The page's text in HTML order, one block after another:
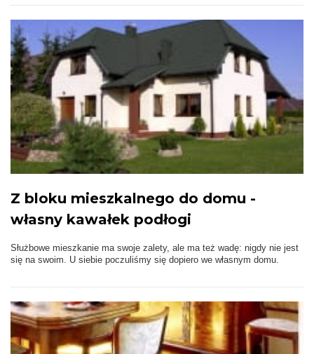
Z bloku mieszkalnego do domu -
własny kawałek podłogi
Służbowe mieszkanie ma swoje zalety, ale ma też wadę: nigdy nie jest
się na swoim. U siebie poczuliśmy się dopiero we własnym domu.